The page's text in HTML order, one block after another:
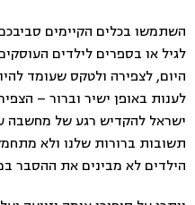
השתמשו בכלים הקיימים
לגיל או בספרים לילדים
היום, לצפירה ולטקס שעומד
לענות באופן ישיר וברור –
ישראל להקדיש רגע של מחשבה
תשובות ברורות שלנו ולא
הילדים לא מבינים את ההסבר